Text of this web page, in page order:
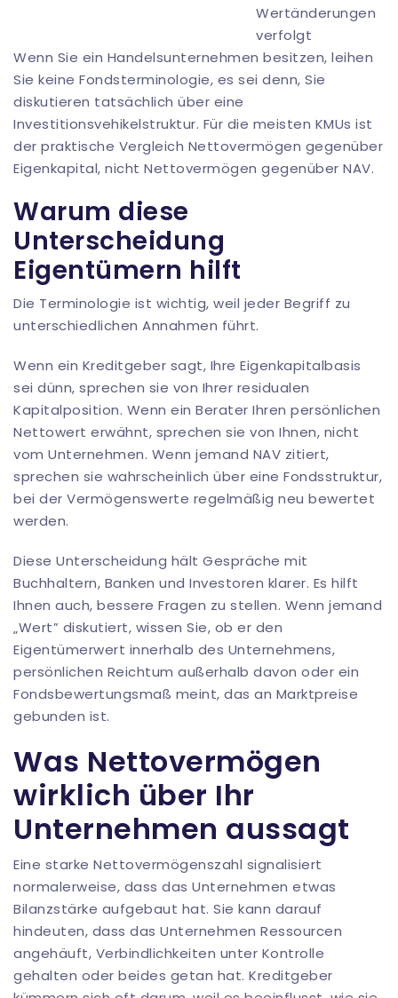
Wertänderungen
verfolgt
Wenn Sie ein Handelsunternehmen besitzen, leihen
Sie keine Fondsterminologie, es sei denn, Sie
diskutieren tatsächlich über eine
Investitionsvehikelstruktur. Für die meisten KMUs ist
der praktische Vergleich Nettovermögen gegenüber
Eigenkapital, nicht Nettovermögen gegenüber NAV.
Warum diese
Unterscheidung
Eigentümern hilft
Die Terminologie ist wichtig, weil jeder Begriff zu
unterschiedlichen Annahmen führt.
Wenn ein Kreditgeber sagt, Ihre Eigenkapitalbasis
sei dünn, sprechen sie von Ihrer residualen
Kapitalposition. Wenn ein Berater Ihren persönlichen
Nettowert erwähnt, sprechen sie von Ihnen, nicht
vom Unternehmen. Wenn jemand NAV zitiert,
sprechen sie wahrscheinlich über eine Fondsstruktur,
bei der Vermögenswerte regelmäßig neu bewertet
werden.
Diese Unterscheidung hält Gespräche mit
Buchhaltern, Banken und Investoren klarer. Es hilft
Ihnen auch, bessere Fragen zu stellen. Wenn jemand
„Wert” diskutiert, wissen Sie, ob er den
Eigentümerwert innerhalb des Unternehmens,
persönlichen Reichtum außerhalb davon oder ein
Fondsbewertungsmaß meint, das an Marktpreise
gebunden ist.
Was Nettovermögen
wirklich über Ihr
Unternehmen aussagt
Eine starke Nettovermögenszahl signalisiert
normalerweise, dass das Unternehmen etwas
Bilanzstärke aufgebaut hat. Sie kann darauf
hindeuten, dass das Unternehmen Ressourcen
angehäuft, Verbindlichkeiten unter Kontrolle
gehalten oder beides getan hat. Kreditgeber